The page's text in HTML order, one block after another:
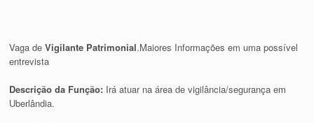
Vaga deVigilante Patrimonial.Maiores Informações em uma possível
entrevista
Descrição da Função: Irá atuar na área de vigilância/segurança em
Uberlândia.